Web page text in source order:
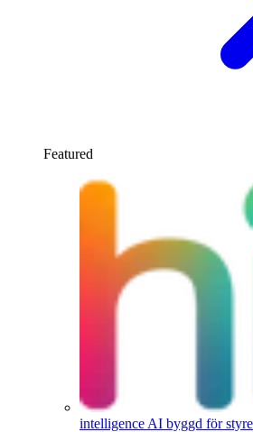
Featured
intelligence AI byggd för